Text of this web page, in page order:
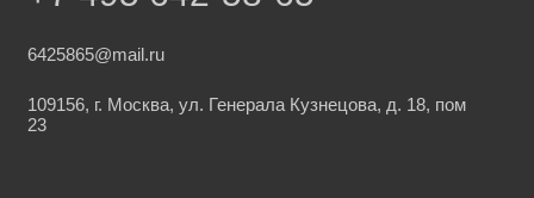
6425865@mail.ru
109156, г. Москва, ул. Генерала Кузнецова, д. 18, пом
23